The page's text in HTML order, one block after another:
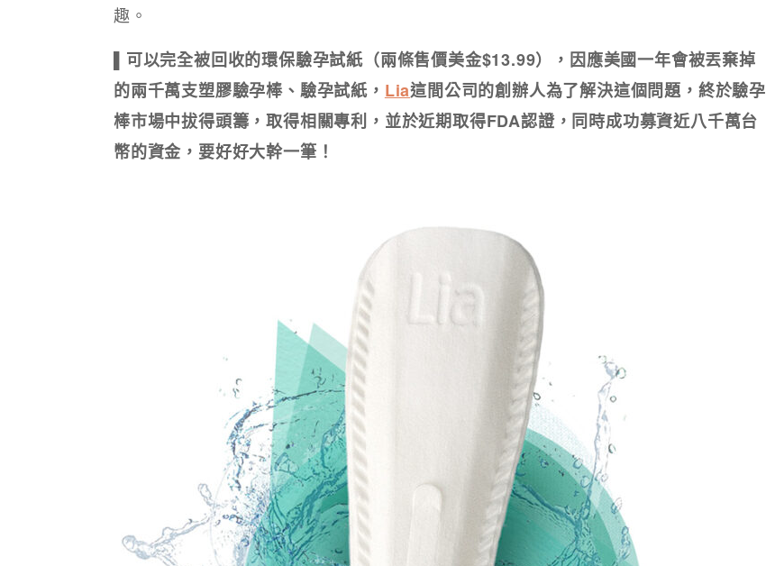
趣。
▌可以完全被回收的環保驗孕試紙（兩條售價美金$13.99），因應美國一年會被丟棄掉
的兩千萬支塑膠驗孕棒、驗孕試紙， Lia這間公司的創辦人為了解決這個問題，終於驗孕
棒市場中拔得頭籌，取得相關專利，並於近期取得FDA認證，同時成功募資近八千萬台
幣的資金，要好好大幹一筆！